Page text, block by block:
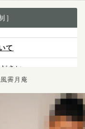
］
て
さい。
。
霽月庵